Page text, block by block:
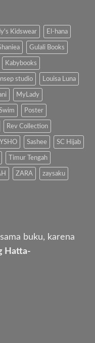
Kidswear El-hana
Gulali Books
Kabybooks
studio Louisa Luna
MyLady
Poster
Rev Collection
Sashee SC Hijab
Timur Tengah
ZARA zaysaku
buku, karena
Hatta-